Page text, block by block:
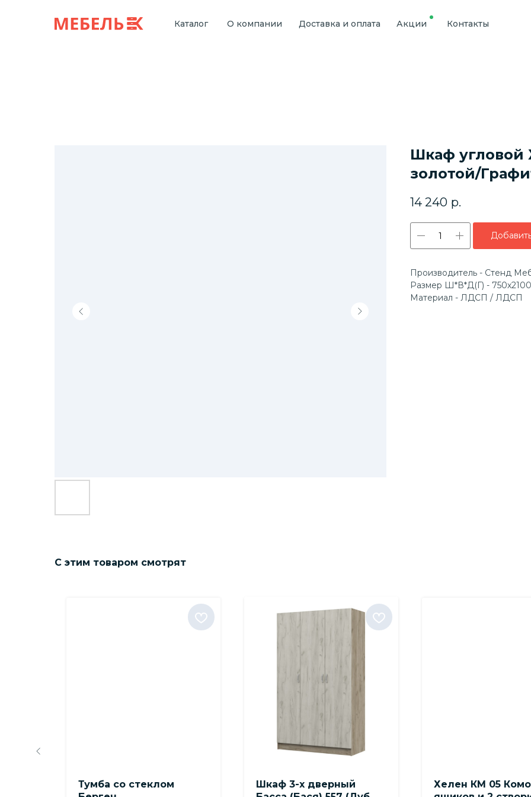
Каталог О компании Доставка и оплата Акции Контакты
Шкаф угловой
золотой/
14 240 р.
Производитель - Стенд
Размер Ш*В*Д(Г) -
Материал - ЛДСП / ЛДСП
С этим товаром смотрят
Тумба со стеклом
Шкаф 3-х дверный
Хелен КМ 05